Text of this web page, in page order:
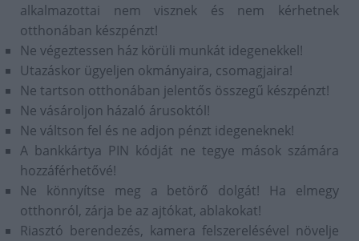
alkalmazottai nem visznek és nem kérhetnek
otthonában készpénzt!
Ne végeztessen ház körüli munkát idegenekkel!
Utazáskor ügyeljen okmányaira, csomagjaira!
Ne tartson otthonában jelentős összegű készpénzt!
Ne vásároljon házaló árusoktól!
Ne váltson fel és ne adjon pénzt idegeneknek!
A bankkártya PIN kódját ne tegye mások számára
hozzáférhetővé!
Ne könnyítse meg a betörő dolgát! Ha elmegy
otthonról, zárja be az ajtókat, ablakokat!
Riasztó berendezés, kamera felszerelésével növelje